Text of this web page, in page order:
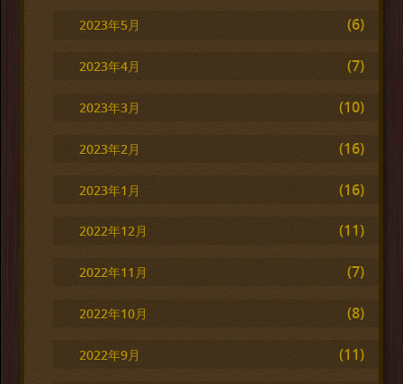
2023年5月 (6)
2023年4月 (7)
2023年3月 (10)
2023年2月 (16)
2023年1月 (16)
2022年12月 (11)
2022年11月 (7)
2022年10月 (8)
2022年9月 (11)